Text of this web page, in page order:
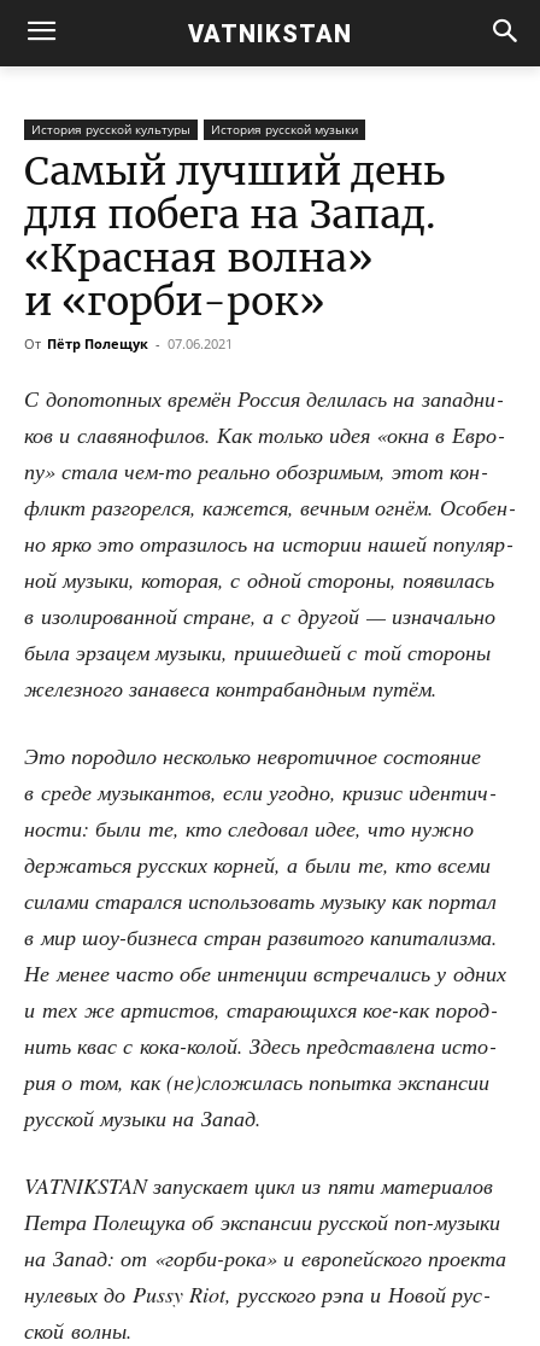
VATNIKSTAN
История русской культуры История русской музыки
Самый лучший день
для побега на Запад.
«Красная волна»
и «горби-рок»
От Пётр Полещук - 07.06.2021
С допо­топ­ных вре­мён Рос­сия дели­лась на запад­ни­
ков и сла­вя­но­фи­лов. Как толь­ко идея «окна в Евро­
пу» ста­ла чем-то реаль­но обо­зри­мым, этот кон­
фликт раз­го­рел­ся, кажет­ся, веч­ным огнём. Осо­бен­
но ярко это отра­зи­лось на исто­рии нашей попу­ляр­
ной музы­ки, кото­рая, с одной сто­ро­ны, появи­лась
в изо­ли­ро­ван­ной стране, а с дру­гой — изна­чаль­но
была эрза­цем музы­ки, при­шед­шей с той сто­ро­ны
желез­но­го зана­ве­са кон­тра­банд­ным путём.
Это поро­ди­ло несколь­ко нев­ро­тич­ное состо­я­ние
в сре­де музы­кан­тов, если угод­но, кри­зис иден­тич­
но­сти: были те, кто сле­до­вал идее, что нуж­но
дер­жать­ся рус­ских кор­ней, а были те, кто все­ми
сила­ми ста­рал­ся исполь­зо­вать музы­ку как пор­тал
в мир шоу-биз­не­са стран раз­ви­то­го капи­та­лиз­ма.
Не менее часто обе интен­ции встре­ча­лись у одних
и тех же арти­стов, ста­ра­ю­щих­ся кое-как пород­
нить квас с кока-колой. Здесь пред­став­ле­на исто­
рия о том, как (не)сложилась попыт­ка экс­пан­сии
рус­ской музы­ки на Запад.
VATNIKSTAN запус­ка­ет цикл из пяти мате­ри­а­лов
Пет­ра Поле­щу­ка об экс­пан­сии рус­ской поп-музы­ки
на Запад: от «гор­би-рока» и евро­пей­ско­го про­ек­та
нуле­вых до Pussy Riot, рус­ско­го рэпа и Новой рус­
ской волны.